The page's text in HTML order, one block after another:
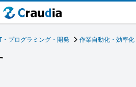
・プログラミング・開発 作業自動化・効率化